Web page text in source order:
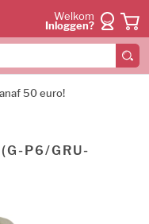
Welkom
Inloggen?
50 euro!
P6/GRU-